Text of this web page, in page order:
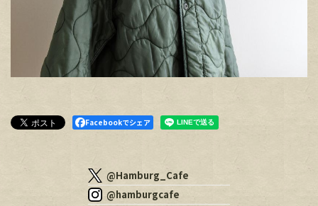
Facebookでシェア
@Hamburg_Cafe
@hamburgcafe